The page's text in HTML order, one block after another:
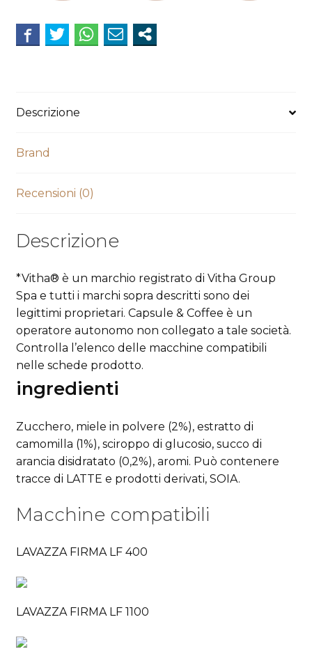
Descrizione
Brand
Recensioni (0)
Descrizione
*Vitha® è un marchio registrato di Vitha Group
Spa e tutti i marchi sopra descritti sono dei
legittimi proprietari. Capsule & Coffee è un
operatore autonomo non collegato a tale società.
Controlla l’elenco delle macchine compatibili
nelle schede prodotto.
ingredienti
Zucchero, miele in polvere (2%), estratto di
camomilla (1%), sciroppo di glucosio, succo di
arancia disidratato (0,2%), aromi. Può contenere
tracce di LATTE e prodotti derivati, SOIA.
Macchine compatibili
LAVAZZA FIRMA LF 400
LAVAZZA FIRMA LF 1100